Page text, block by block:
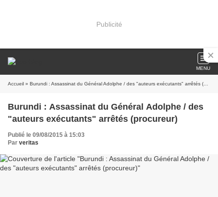
Publicité
MENU
Accueil » Burundi : Assassinat du Général Adolphe / des "auteurs exécutants" arrêtés (procureur)
Burundi : Assassinat du Général Adolphe / des
"auteurs exécutants" arrêtés (procureur)
Publié le 09/08/2015 à 15:03
Par veritas